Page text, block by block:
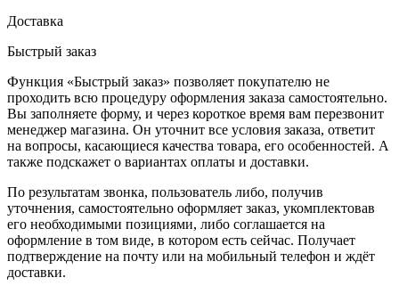
Доставка
Быстрый заказ
Функция «Быстрый заказ» позволяет покупателю не
проходить всю процедуру оформления заказа самостоятельно.
Вы заполняете форму, и через короткое время вам перезвонит
менеджер магазина. Он уточнит все условия заказа, ответит
на вопросы, касающиеся качества товара, его особенностей. А
также подскажет о вариантах оплаты и доставки.
По результатам звонка, пользователь либо, получив
уточнения, самостоятельно оформляет заказ, укомплектовав
его необходимыми позициями, либо соглашается на
оформление в том виде, в котором есть сейчас. Получает
подтверждение на почту или на мобильный телефон и ждёт
доставки.